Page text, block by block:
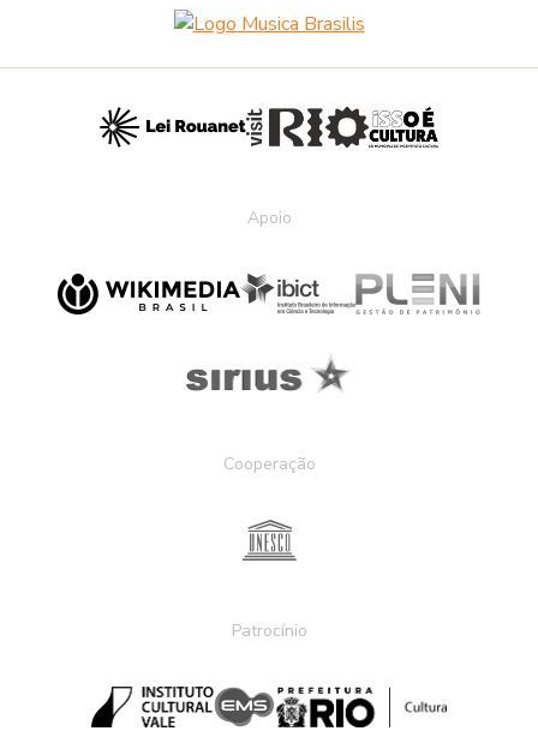
Apoio
Cooperação
Patrocínio